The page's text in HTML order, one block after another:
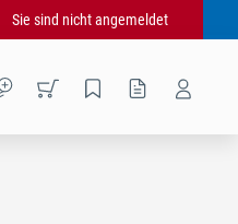
Sie sind nicht angemeldet